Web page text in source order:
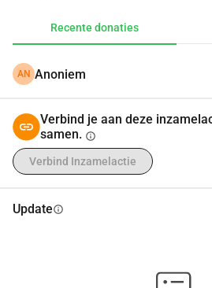
Recente donaties
AN Anoniem
Verbind je aan deze
samen. info
Verbind Inzamelactie
Updateinfo